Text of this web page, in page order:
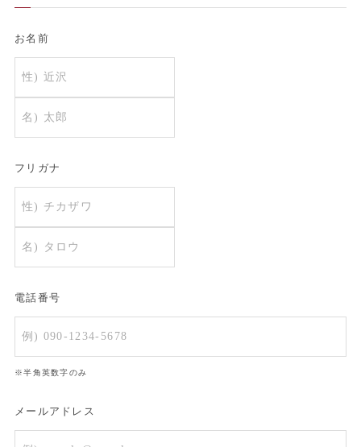
お名前
フリガナ
電話番号
※半角英数字のみ
メールアドレス